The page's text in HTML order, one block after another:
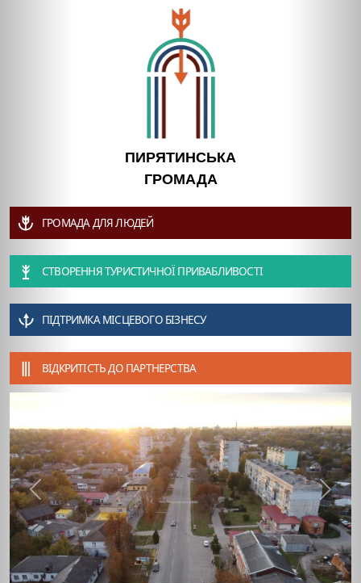
ПИРЯТИНСЬКА
ГРОМАДА
ГРОМАДА ДЛЯ ЛЮДЕЙ
СТВОРЕННЯ ТУРИСТИЧНОЇ ПРИВАБЛИВОСТІ
ПІДТРИМКА МІСЦЕВОГО БІЗНЕСУ
ВІДКРИТІСТЬ ДО ПАРТНЕРСТВА
Previous Next